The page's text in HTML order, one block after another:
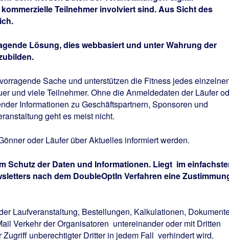
Teilnehmer involviert sind. Aus Sicht des
Lösung, dies webbasiert und unter Wahrung der
Sache und unterstützen die Fitness jedes
und viele Teilnehmer. Ohne die Anmeldedaten der Läufer
Informationen zu Geschäftspartnern, Sponsoren und
geht es meist nicht.
oder Läufer über Aktuelles informiert werden.
Schutz der Daten und Informationen. Liegt im
nach dem DoubleOptIn Verfahren eine
Laufveranstaltung, Bestellungen, Kalkulationen,
Verkehr der Organisatoren untereinander oder mit Dritten
unberechtigter Dritter in jedem Fall verhindert wird.